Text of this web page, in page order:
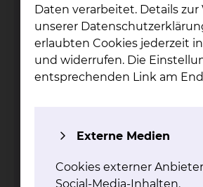
Fichtengrund 1, 38126
Tel.:+49 531 595 2093
Per E-Mail kontaktieren
mehr
Daten verarbeitet. Details
unserer
erlaubten Cookies jederzeit
und widerrufen. Die
entsprechenden Link am
Externe Medien
Cookies externer
Social-Media-Inhalten.